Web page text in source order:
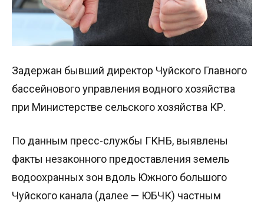
Задержан бывший директор Чуйского Главного
бассейнового управления водного хозяйства
при Министерстве сельского хозяйства КР.
По данным пресс-службы ГКНБ, выявлены
факты незаконного предоставления земель
водоохранных зон вдоль Южного большого
Чуйского канала (далее — ЮБЧК) частным